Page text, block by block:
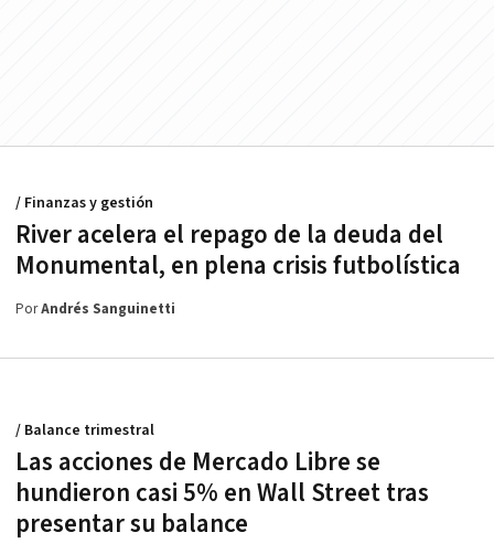
River acelera el repago de la deuda del
Monumental, en plena crisis futbolística
/ Finanzas y gestión
PorAndrés Sanguinetti
Las acciones de Mercado Libre se
hundieron casi 5% en Wall Street tras
presentar su balance
/ Balance trimestral